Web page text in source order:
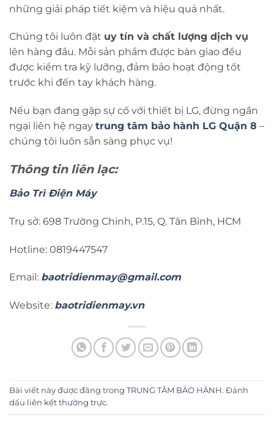
những giải pháp tiết kiệm và hiệu quả nhất.
Chúng tôi luôn đặt uy tín và chất lượng dịch vụ
lên hàng đầu. Mỗi sản phẩm được bàn giao đều
được kiểm tra kỹ lưỡng, đảm bảo hoạt động tốt
trước khi đến tay khách hàng.
Nếu bạn đang gặp sự cố với thiết bị LG, đừng ngần
ngại liên hệ ngay trung tâm bảo hành LG Quận 8 –
chúng tôi luôn sẵn sàng phục vụ!
Thông tin liên lạc:
Bảo Trì Điện Máy
Trụ sở: 698 Trường Chinh, P.15, Q. Tân Bình, HCM
Hotline: 0819447547
Email: baotridienmay@gmail.com
Website: baotridienmay.vn
Bài viết này được đăng trong TRUNG TÂM BẢO HÀNH. Đánh
dấu liên kết thường trực.